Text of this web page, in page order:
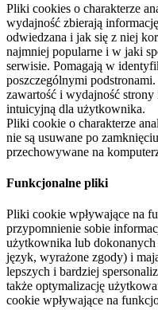
Pliki cookies o charakterze
wydajność zbierają
odwiedzana i jak się z niej
najmniej popularne i w jaki
serwisie. Pomagają w
poszczególnymi
zawartość i wydajność
intuicyjną dla użytkownika.
Pliki cookie o charakterze
nie są usuwane po
przechowywane na
Funkcjonalne pliki
Pliki cookie wpływające na
przypomnienie sobie
użytkownika lub
język, wyrażone zgody) i
lepszych i bardziej
także optymalizację
cookie wpływające na